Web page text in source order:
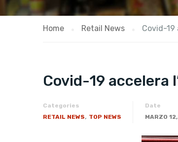
Home Retail News Covid-19
Covid-19 accelera
Categories
RETAIL NEWS, TOP NEWS
Date
MARZO